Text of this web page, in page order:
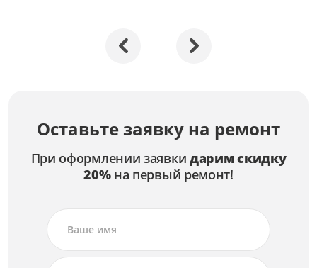
Оставьте заявку на ремонт
При оформлении заявки дарим скидку
20%на первый ремонт!